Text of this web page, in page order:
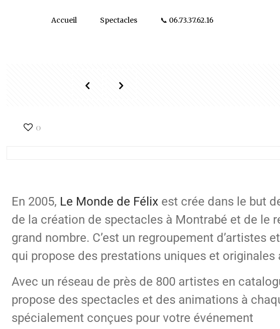
Accueil Spectacles 📞 06.73.37.62.16
0
En 2005, Le Monde de Félix est crée dans le but
de la création de spectacles à Montrabé et de le
grand nombre. C’est un regroupement d’artistes
qui propose des prestations uniques et
Avec un réseau de près de 800 artistes en
propose des spectacles et des animations à
spécialement conçues pour votre événement